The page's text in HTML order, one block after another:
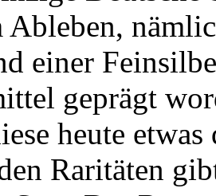
Ableben,
einer
geprägt
heute
Raritäten